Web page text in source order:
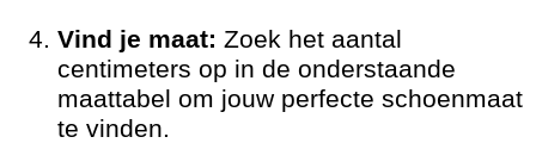
Vind je maat: Zoek het aantal
centimeters op in de onderstaande
maattabel om jouw perfecte schoenmaat
te vinden.